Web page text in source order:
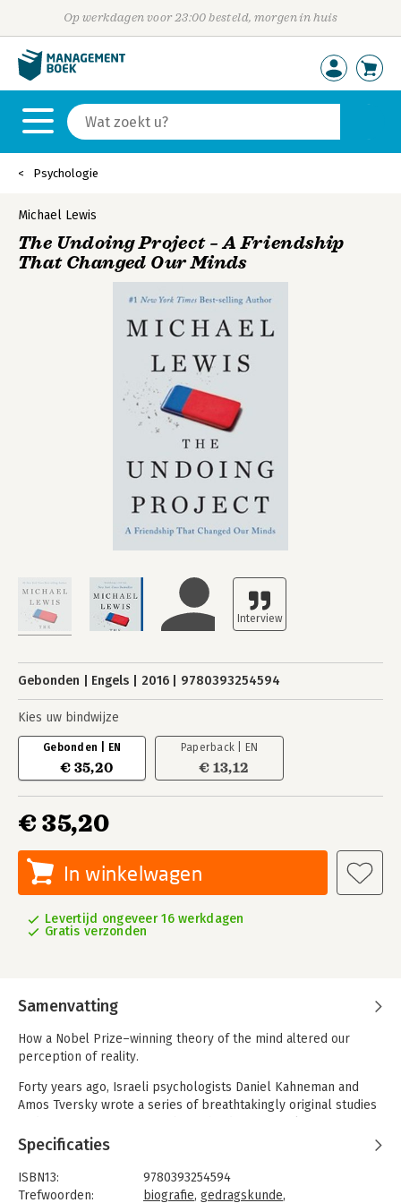
Op werkdagen voor 23:00 besteld, morgen in huis
Psychologie
Michael Lewis
The Undoing Project – A Friendship
That Changed Our Minds
Gebonden Engels 2016 9780393254594
Kies uw bindwijze
Gebonden | EN
€ 35,20
Paperback | EN
€ 13,12
€ 35,20
In winkelwagen
Levertijd ongeveer 16 werkdagen
Gratis verzonden
Samenvatting
How a Nobel Prize–winning theory of the mind altered our
perception of reality.
Forty years ago, Israeli psychologists Daniel Kahneman and
Amos Tversky wrote a series of breathtakingly original studies
Their papers showed the ways in which the human mind erred,
systematically, when forced to make judgments in uncertain
situations. Their work created the field of behavioral
economics, revolutionized Big Data studies, advanced evidence-
Specificaties
ISBN13:
9780393254594
Trefwoorden:
biografie, gedragskunde,